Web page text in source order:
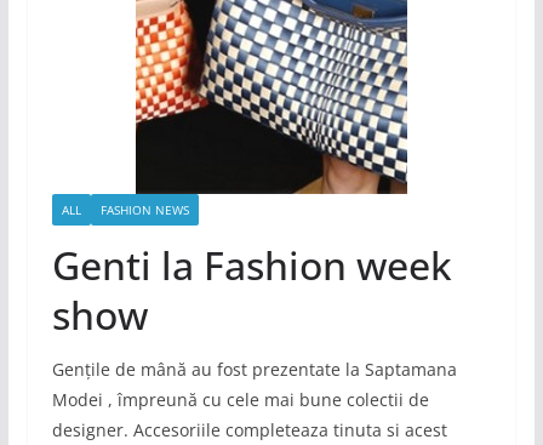
ALL FASHION NEWS
Genti la Fashion week
show
Gențile de mână au fost prezentate la Saptamana
Modei , împreună cu cele mai bune colectii de
designer. Accesoriile completeaza tinuta si acest